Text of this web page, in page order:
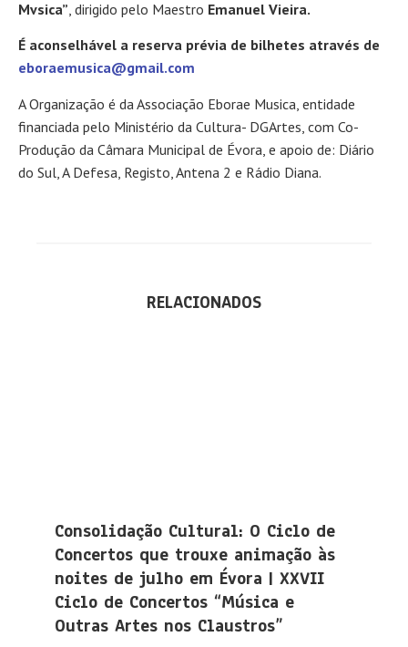
Mvsica” , dirigido pelo Maestro Emanuel Vieira.
É aconselhável a reserva prévia de bilhetes através de
eboraemusica@gmail.com
A Organização é da Associação Eborae Musica, entidade
financiada pelo Ministério da Cultura- DGArtes, com Co-
Produção da Câmara Municipal de Évora, e apoio de: Diário
do Sul, A Defesa, Registo, Antena 2 e Rádio Diana.
RELACIONADOS
Consolidação Cultural: O Ciclo de
Concertos que trouxe animação às
noites de julho em Évora | XXVII
Ciclo de Concertos “Música e
Outras Artes nos Claustros”